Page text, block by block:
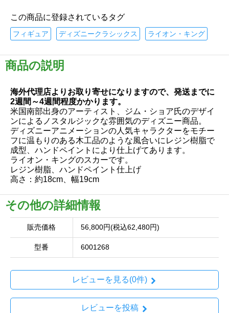
この商品に登録されているタグ
フィギュア ディズニークラシックス ライオン・キング
商品の説明
海外代理店よりお取り寄せになりますので、発送までに
2週間～4週間程度かかります。
米国南部出身のアーティスト、ジム・ショア氏のデザイ
ンによるノスタルジックな雰囲気のディズニー商品。
ディズニーアニメーションの人気キャラクターをモチー
フに温もりのある木工品のような風合いにレジン樹脂で
成型、ハンドペイントにより仕上げてあります。
ライオン・キングのスカーです。
レジン樹脂、ハンドペイント仕上げ
高さ：約18cm、幅19cm
その他の詳細情報
販売価格 56,800円(税込62,480円)
型番 6001268
レビューを見る(0件)
レビューを投稿